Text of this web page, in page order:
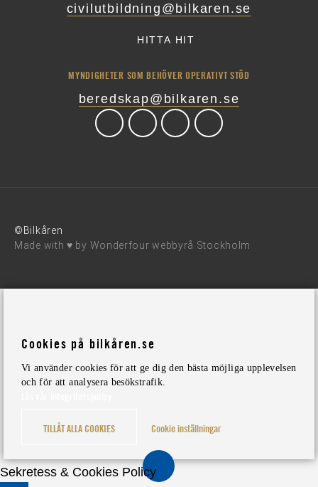
civilutbildning@bilkaren.se
HITTA HIT
MYNDIGHETER SOM BEHÖVER OPERATIVT STÖD
beredskap@bilkaren.se
©Bilkåren
Made with ♥ by Wonderfour webbyrå Stockholm
Cookies på bilkåren.se
Vi använder cookies för att ge dig den bästa möjliga upplevelsen
och för att analysera besökstrafik.
TILLÅT ALLA COOKIES Cookie inställningar
Sekretess & Cookies Policy